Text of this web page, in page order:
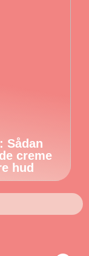
Sådan
creme
hud